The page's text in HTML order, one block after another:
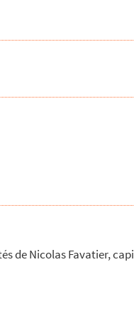
de Nicolas Favatier,